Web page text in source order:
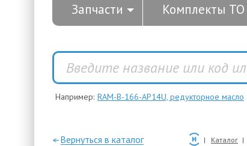
Запчасти Комплекты ТО
Например: RAM-B-166-AP14U, редукторное масло
—Вернуться в каталог Каталог